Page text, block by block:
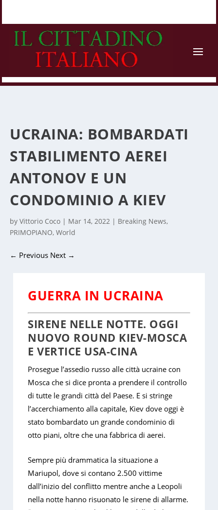
UCRAINA: BOMBARDATI
STABILIMENTO AEREI
ANTONOV E UN
CONDOMINIO A KIEV
byVittorio Coco | Mar 14, 2022 | Breaking News,
PRIMOPIANO,World
← Previous Next →
GUERRA IN UCRAINA
SIRENE NELLE NOTTE. OGGI
NUOVO ROUND KIEV-MOSCA
E VERTICE USA-CINA
Prosegue l’assedio russo alle città ucraine con
Mosca che si dice pronta a prendere il controllo
di tutte le grandi città del Paese. E si stringe
l’accerchiamento alla capitale, Kiev dove oggi è
stato bombardato un grande condominio di
otto piani, oltre che una fabbrica di aerei.
Sempre più drammatica la situazione a
Mariupol, dove si contano 2.500 vittime
dall’inizio del conflitto mentre anche a Leopoli
nella notte hanno risuonato le sirene di allarme.